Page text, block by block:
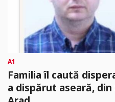
A1
Familia îl caută
a dispărut aseară,